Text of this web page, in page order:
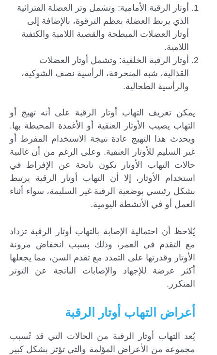
أوتار الرقبة الأمامية: وتشمل وتر العضلة القترائية
الذي يربط العضلة بعظم الترقوة، بالإضافة إلى
أوتار العضلات المبطحة والقصية اللامية والكتفية
اللامية.
أوتار الرقبة الخلفية: وتشمل أوتار العضلات
القذالية، شبه المنحرفة، الرأسية نصف الشوكية،
والرأسية الطحالية.
يمكن تعريف التهاب أوتار الرقبة على أنه تهيج أو
التهاب يصيب الأوتار العنقية أو الأغمدة المحيطة بها.
ويحدث هذا التهيج عادة نتيجة الاستخدام المفرط أو
غير السليم للأوتار العنقية. وعلى الرغم من أن غالبية
حالات التهاب الأوتار تكون ناتجة عن الإفراط في
استخدام الأوتار، إلا أن التهاب أوتار الرقبة يرتبط
بشكل رئيسي بوضعية الرقبة غير السليمة، سواء أثناء
العمل أو في الأنشطة اليومية.
يُلاحظ أن احتمالية الإصابة بالتهاب أوتار الرقبة تزداد
مع التقدم في العمر، وذلك بسبب انخفاض مرونة
الأوتار وقدرتها على التمدد مع تقدم السن، مما يجعلها
أكثر عرضة للإجهاد والإصابات الناتجة عن التوتر
المتكرر.
أعراض التهاب أوتار الرقبة
يُعد التهاب أوتار الرقبة من الحالات التي قد تُسبب
مجموعة من الأعراض المؤلمة والتي تؤثر بشكل كبير